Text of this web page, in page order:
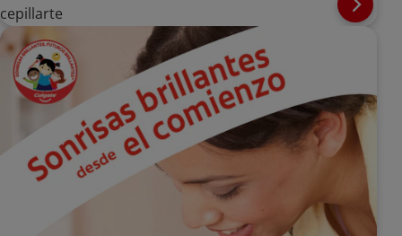
cepillarte